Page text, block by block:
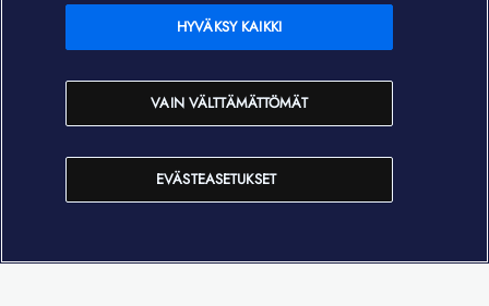
Elisa Oyj
In English
EVÄSTEASETUKSET
VAIN VÄLTTÄMÄTTÖMÄT
HYVÄKSY KAIKKI